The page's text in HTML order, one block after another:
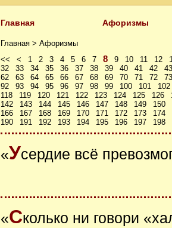
Главная Афоризмы
Главная > Афоризмы
<<
< 1 2 3 4 5 6 7 8 9 10 11 12
32
33 34 35 36 37 38 39 40 41 42
43
62
63 64 65 66 67 68 69 70 71 72
73
92
93 94 95 96 97 98 99 100 101
102
118
119 120 121 122 123 124 125 126
142
143 144 145 146 147 148 149
150
166
167 168 169 170 171 172 173
174
190
191 192 193 194 195 196 197 198
«Усердие всё
«Сколько ни говори